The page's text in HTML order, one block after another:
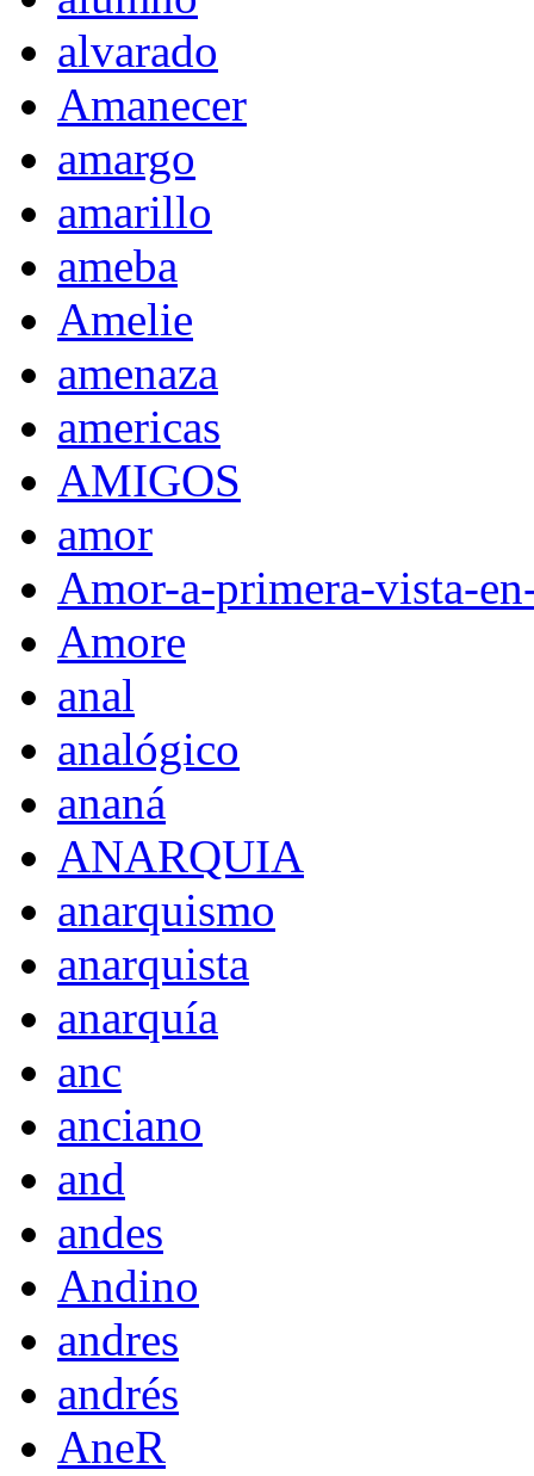
alvarado
Amanecer
amargo
amarillo
ameba
Amelie
amenaza
americas
AMIGOS
amor
Amor-a-primera-vista-
Amore
anal
analógico
ananá
ANARQUIA
anarquismo
anarquista
anarquía
anc
anciano
and
andes
Andino
andres
andrés
AneR